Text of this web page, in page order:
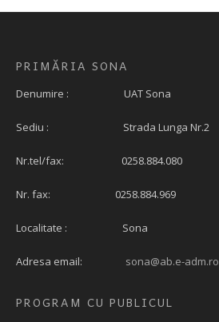
PRIMĂRIA SONA
Denumire : UAT Sona
Sediu : Strada Lunga Nr.2
Nr.tel/fax: 0258.884.080
Nr. fax: 0258.884.969
Localitate : Sona
Adresa email: sona@ab.e-adm.ro
PROGRAM CU PUBLICUL